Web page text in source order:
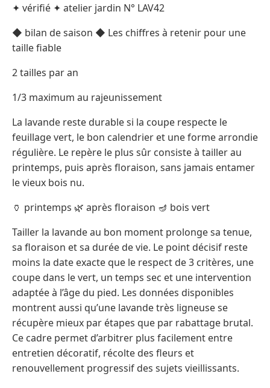
✦ vérifié ✦ atelier jardin N° LAV42
◆ bilan de saison ◆ Les chiffres à retenir pour une
taille fiable
2 tailles par an
1/3 maximum au rajeunissement
La lavande reste durable si la coupe respecte le
feuillage vert, le bon calendrier et une forme arrondie
régulière. Le repère le plus sûr consiste à tailler au
printemps, puis après floraison, sans jamais entamer
le vieux bois nu.
🏺 printemps 🌿 après floraison 🪔 bois vert
Tailler la lavande au bon moment prolonge sa tenue,
sa floraison et sa durée de vie. Le point décisif reste
moins la date exacte que le respect de 3 critères, une
coupe dans le vert, un temps sec et une intervention
adaptée à l’âge du pied. Les données disponibles
montrent aussi qu’une lavande très ligneuse se
récupère mieux par étapes que par rabattage brutal.
Ce cadre permet d’arbitrer plus facilement entre
entretien décoratif, récolte des fleurs et
renouvellement progressif des sujets vieillissants.